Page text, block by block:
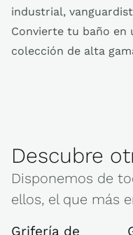
industrial,
Convierte tu baño en
colección de alta
Descubre
Disponemos de
ellos, el que más
Grifería de